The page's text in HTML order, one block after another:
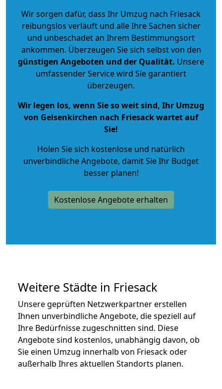
Wir sorgen dafür, dass Ihr Umzug nach Friesack
reibungslos verläuft und alle Ihre Sachen sicher
und unbeschadet an Ihrem Bestimmungsort
ankommen. Überzeugen Sie sich selbst von den
günstigen Angeboten und der Qualität. Unsere
umfassender Service wird Sie garantiert
überzeugen.
Wir legen los, wenn Sie so weit sind, Ihr Umzug
von Gelsenkirchen nach Friesack wartet auf
Sie!
Holen Sie sich kostenlose und natürlich
unverbindliche Angebote, damit Sie Ihr Budget
besser planen!
Kostenlose Angebote erhalten
Weitere Städte in Friesack
Unsere geprüften Netzwerkpartner erstellen
Ihnen unverbindliche Angebote, die speziell auf
Ihre Bedürfnisse zugeschnitten sind. Diese
Angebote sind kostenlos, unabhängig davon, ob
Sie einen Umzug innerhalb von Friesack oder
außerhalb Ihres aktuellen Standorts planen.